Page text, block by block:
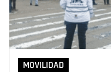
MOVILIDAD